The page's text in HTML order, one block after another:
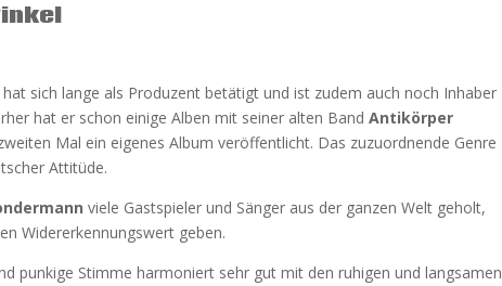
sich lange als Produzent betätigt und ist zudem auch noch Inhaber
hat er schon einige Alben mit seiner alten Band Antikörper
Mal ein eigenes Album veröffentlicht. Das zuzuordnende Genre
Attitüde.
viele Gastspieler und Sänger aus der ganzen Welt geholt,
Widererkennungswert geben.
punkige Stimme harmoniert sehr gut mit den ruhigen und langsamen